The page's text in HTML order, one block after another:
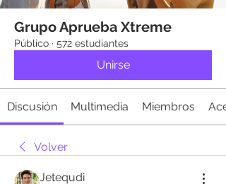
Grupo Aprueba Xtreme
Público · 572 estudiantes
Unirse
Discusión Multimedia Miembros
Volver
Jetequdi